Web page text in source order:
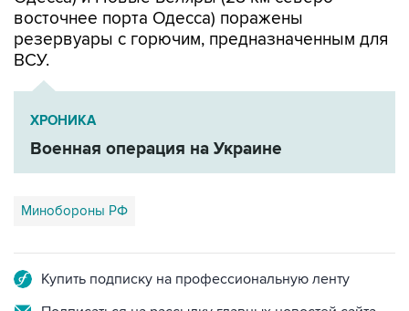
восточнее порта Одесса) поражены
резервуары с горючим, предназначенным для
ВСУ.
ХРОНИКА
Военная операция на Украине
Минобороны РФ
Купить подписку на профессиональную ленту